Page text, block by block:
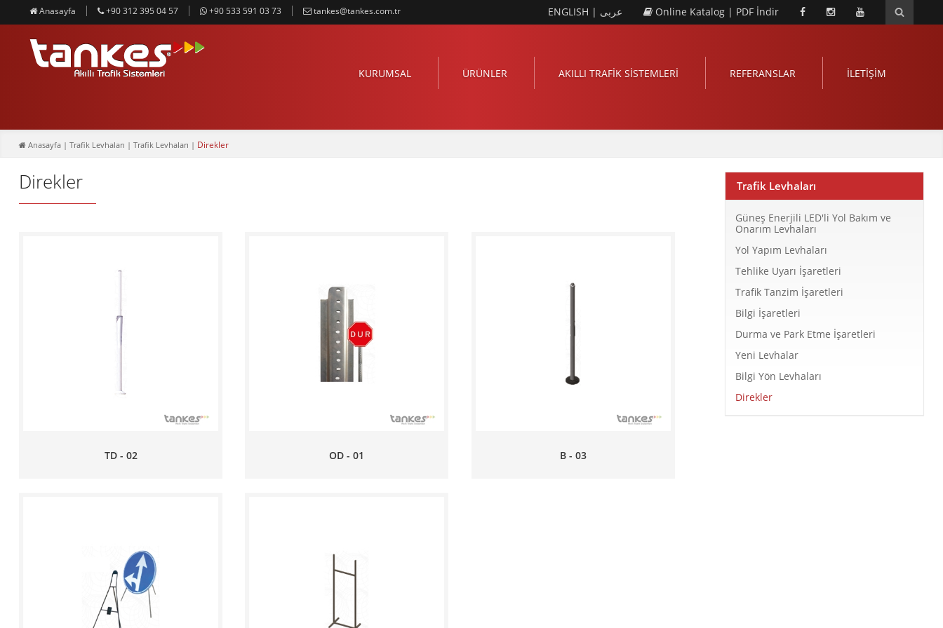
Anasayfa +90 312 395 04 57 +90 533 591 03 73 tankes@tankes.com.tr ENGLISH | عربى Online Katalog | PDF İndir
KURUMSAL ÜRÜNLER AKILLI TRAFİK SİSTEMLERİ REFERANSLAR İLETİŞİM
Anasayfa | Trafik Levhaları | Trafik Levhaları | Direkler
Trafik Levhaları
Güneş Enerjili LED'li Yol Bakım ve
Onarım Levhaları
Yol Yapım Levhaları
Tehlike Uyarı İşaretleri
Trafik Tanzim İşaretleri
Bilgi İşaretleri
Durma ve Park Etme İşaretleri
Yeni Levhalar
Bilgi Yön Levhaları
Direkler
Direkler
TD - 02 OD - 01 B - 03